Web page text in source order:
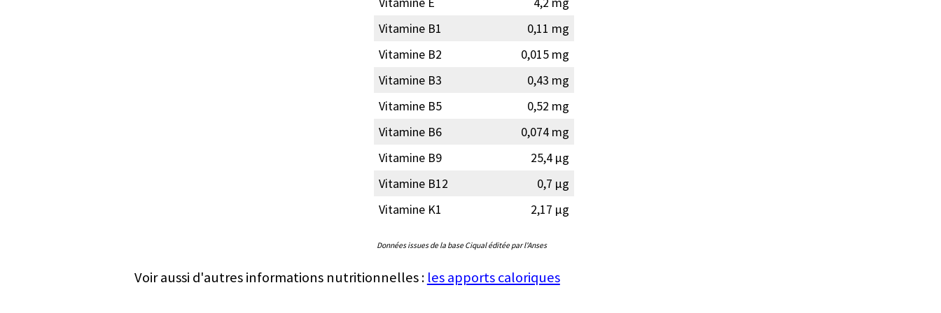
Vitamine B1
0,11 mg
Vitamine B2
0,015 mg
Vitamine B3
0,43 mg
Vitamine B5
0,52 mg
Vitamine B6
0,074 mg
Vitamine B9
25,4 µg
Vitamine B12
0,7 µg
Vitamine K1
2,17 µg
Données issues de la base Ciqual éditée par l'Anses
Voir aussi d'autres informations nutritionnelles : les apports caloriques